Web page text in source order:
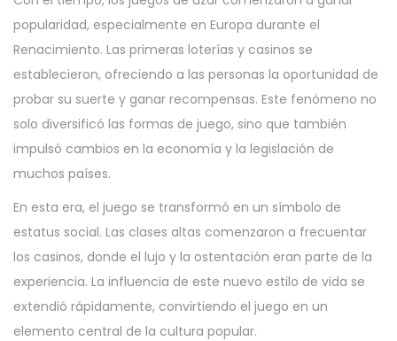
popularidad, especialmente en Europa durante el
Renacimiento. Las primeras loterías y casinos se
establecieron, ofreciendo a las personas la oportunidad de
probar su suerte y ganar recompensas. Este fenómeno no
solo diversificó las formas de juego, sino que también
impulsó cambios en la economía y la legislación de
muchos países.
En esta era, el juego se transformó en un símbolo de
estatus social. Las clases altas comenzaron a frecuentar
los casinos, donde el lujo y la ostentación eran parte de la
experiencia. La influencia de este nuevo estilo de vida se
extendió rápidamente, convirtiendo el juego en un
elemento central de la cultura popular.